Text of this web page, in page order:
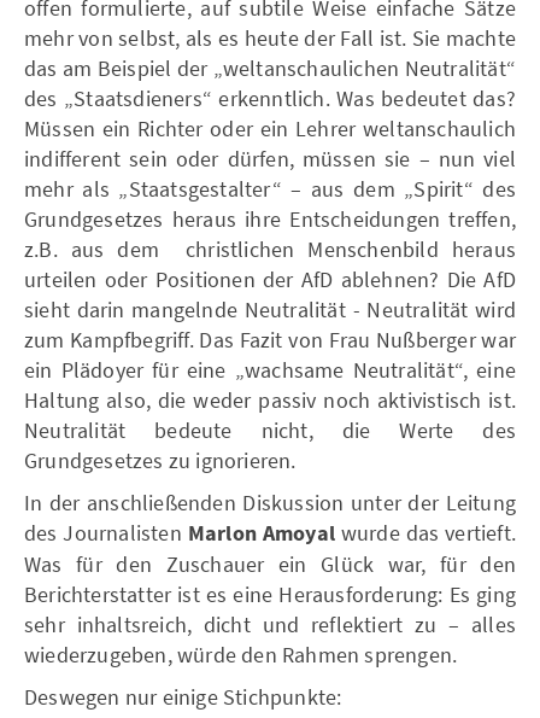
offen formulierte, auf subtile Weise einfache Sätze
mehr von selbst, als es heute der Fall ist. Sie machte
das am Beispiel der „weltanschaulichen Neutralität“
des „Staatsdieners“ erkenntlich. Was bedeutet das?
Müssen ein Richter oder ein Lehrer weltanschaulich
indifferent sein oder dürfen, müssen sie – nun viel
mehr als „Staatsgestalter“ – aus dem „Spirit“ des
Grundgesetzes heraus ihre Entscheidungen treffen,
z.B. aus dem christlichen Menschenbild heraus
urteilen oder Positionen der AfD ablehnen? Die AfD
sieht darin mangelnde Neutralität - Neutralität wird
zum Kampfbegriff. Das Fazit von Frau Nußberger war
ein Plädoyer für eine „wachsame Neutralität“, eine
Haltung also, die weder passiv noch aktivistisch ist.
Neutralität bedeute nicht, die Werte des
Grundgesetzes zu ignorieren.
In der anschließenden Diskussion unter der Leitung
des Journalisten Marlon Amoyal wurde das vertieft.
Was für den Zuschauer ein Glück war, für den
Berichterstatter ist es eine Herausforderung: Es ging
sehr inhaltsreich, dicht und reflektiert zu – alles
wiederzugeben, würde den Rahmen sprengen.
Deswegen nur einige Stichpunkte: